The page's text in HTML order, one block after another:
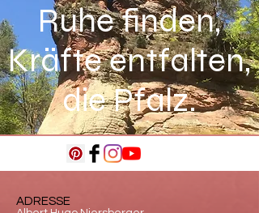
Ruhe finden,
Kräfte entfalten,
die Pfalz.
ADRESSE